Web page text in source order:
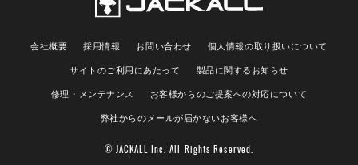
会社概要 採用情報 お問い合わせ
個人情報の取り扱いについて
サイトのご利用にあたって
製品に関するお知らせ
修理・メンテナンス
お客様からのご提案への対応について
弊社からのメールが届かないお客様へ
© JACKALL Inc. All Rights Reserved.